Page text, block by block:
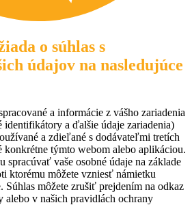
o súhlas s
údajov na nasledujúce
a informácie z vášho zariadenia
identifikátory a ďalšie údaje zariadenia)
a zdieľané s dodávateľmi tretích
konkrétne týmto webom alebo aplikáciou.
spracúvať vaše osobné údaje na základe
ktorému môžete vzniesť námietku
Súhlas môžete zrušiť prejdením na odkaz
alebo v našich pravidlách ochrany